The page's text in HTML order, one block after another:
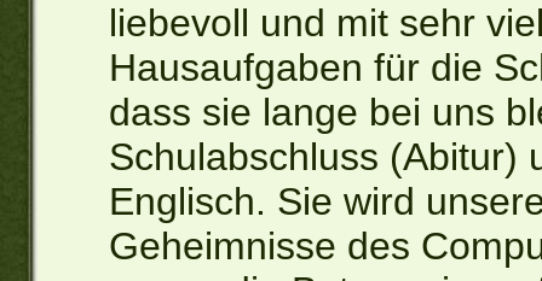
liebevoll und mit sehr
Hausaufgaben für die
dass sie lange bei uns
Schulabschluss (Abitur)
Englisch. Sie wird
Geheimnisse des